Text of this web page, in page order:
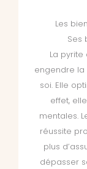
Les
Ses
La
engendre
soi. Elle
effet,
mentales.
réussite
plus
dépasser